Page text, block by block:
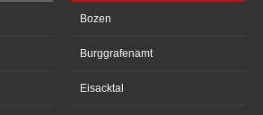
Bozen
Burggrafenamt
Eisacktal